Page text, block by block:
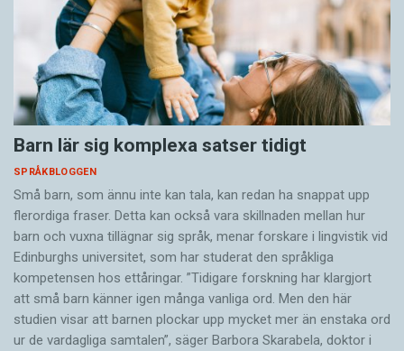
Barn lär sig komplexa satser tidigt
SPRÅKBLOGGEN
Små barn, som ännu inte kan tala, kan redan ha snappat upp
flerordiga fraser. Detta kan också vara skillnaden mellan hur
barn och vuxna tillägnar sig språk, menar forskare i lingvistik vid
Edinburghs universitet, som har studerat den språkliga
kompetensen hos ettåringar. ”Tidigare forskning har klargjort
att små barn känner igen många vanliga ord. Men den här
studien visar att barnen plockar upp mycket mer än enstaka ord
ur de vardagliga samtalen”, säger Barbora Skarabela, doktor i